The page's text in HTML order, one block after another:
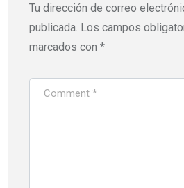
Tu dirección de correo
publicada. Los campos
marcados con *